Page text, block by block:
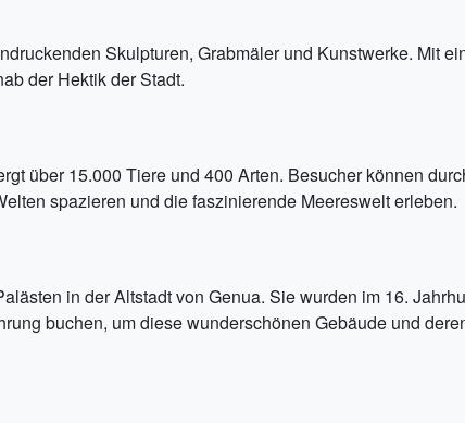
Skulpturen, Grabmäler und Kunstwerke. Mit
der Hektik der Stadt.
über 15.000 Tiere und 400 Arten. Besucher können
spazieren und die faszinierende Meereswelt erleben.
in der Altstadt von Genua. Sie wurden im 16.
buchen, um diese wunderschönen Gebäude und